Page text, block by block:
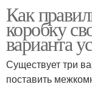
Как
коробку
варианта
Существует три
поставить